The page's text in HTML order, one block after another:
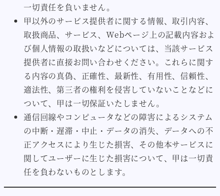
一切責任を負いません。
甲以外のサービス提供者に関する情報、取引内容、
取扱商品、サービス、Webページ上の記載内容およ
び個人情報の取扱いなどについては、当該サービス
提供者に直接お問い合わせください。これらに関す
る内容の真偽、正確性、最新性、有用性、信頼性、
適法性、第三者の権利を侵害していないことなどに
ついて、甲は一切保証いたしません。
通信回線やコンピュータなどの障害によるシステム
の中断・遅滞・中止・データの消失、データへの不
正アクセスにより生じた損害、その他本サービスに
関してユーザーに生じた損害について、甲は一切責
任を負わないものとします。